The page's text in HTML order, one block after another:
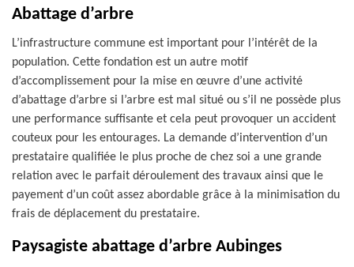
Abattage d’arbre
L’infrastructure commune est important pour l’intérêt de la
population. Cette fondation est un autre motif
d’accomplissement pour la mise en œuvre d’une activité
d’abattage d’arbre si l’arbre est mal situé ou s’il ne possède plus
une performance suffisante et cela peut provoquer un accident
couteux pour les entourages. La demande d’intervention d’un
prestataire qualifiée le plus proche de chez soi a une grande
relation avec le parfait déroulement des travaux ainsi que le
payement d’un coût assez abordable grâce à la minimisation du
frais de déplacement du prestataire.
Paysagiste abattage d’arbre Aubinges